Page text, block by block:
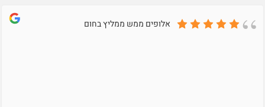
אלופים ממש ממליץ בחום